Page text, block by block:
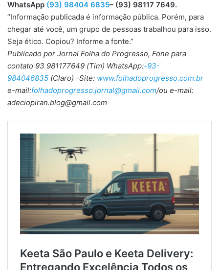
WhatsApp (93) 98404 6835– (93) 98117 7649.
“Informação publicada é informação pública. Porém, para
chegar até você, um grupo de pessoas trabalhou para isso.
Seja ético. Copiou? Informe a fonte.”
Publicado por Jornal Folha do Progresso, Fone para
contato 93 981177649 (Tim) WhatsApp:-93-
984046835 (Claro) -Site: www.folhadoprogresso.com.br
e-mail:folhadoprogresso.jornal@gmail.com/ou e-mail:
adeciopiran.blog@gmail.com